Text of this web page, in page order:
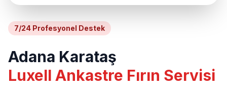
7/24 Profesyonel Destek
Adana Karataş
Luxell Ankastre Fırın Servisi